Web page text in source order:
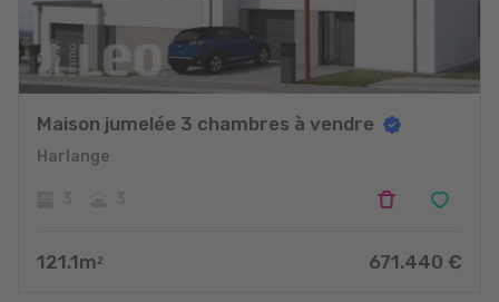
Maison jumelée 3 chambres à vendre
Harlange
121.1m 2 671.440 €